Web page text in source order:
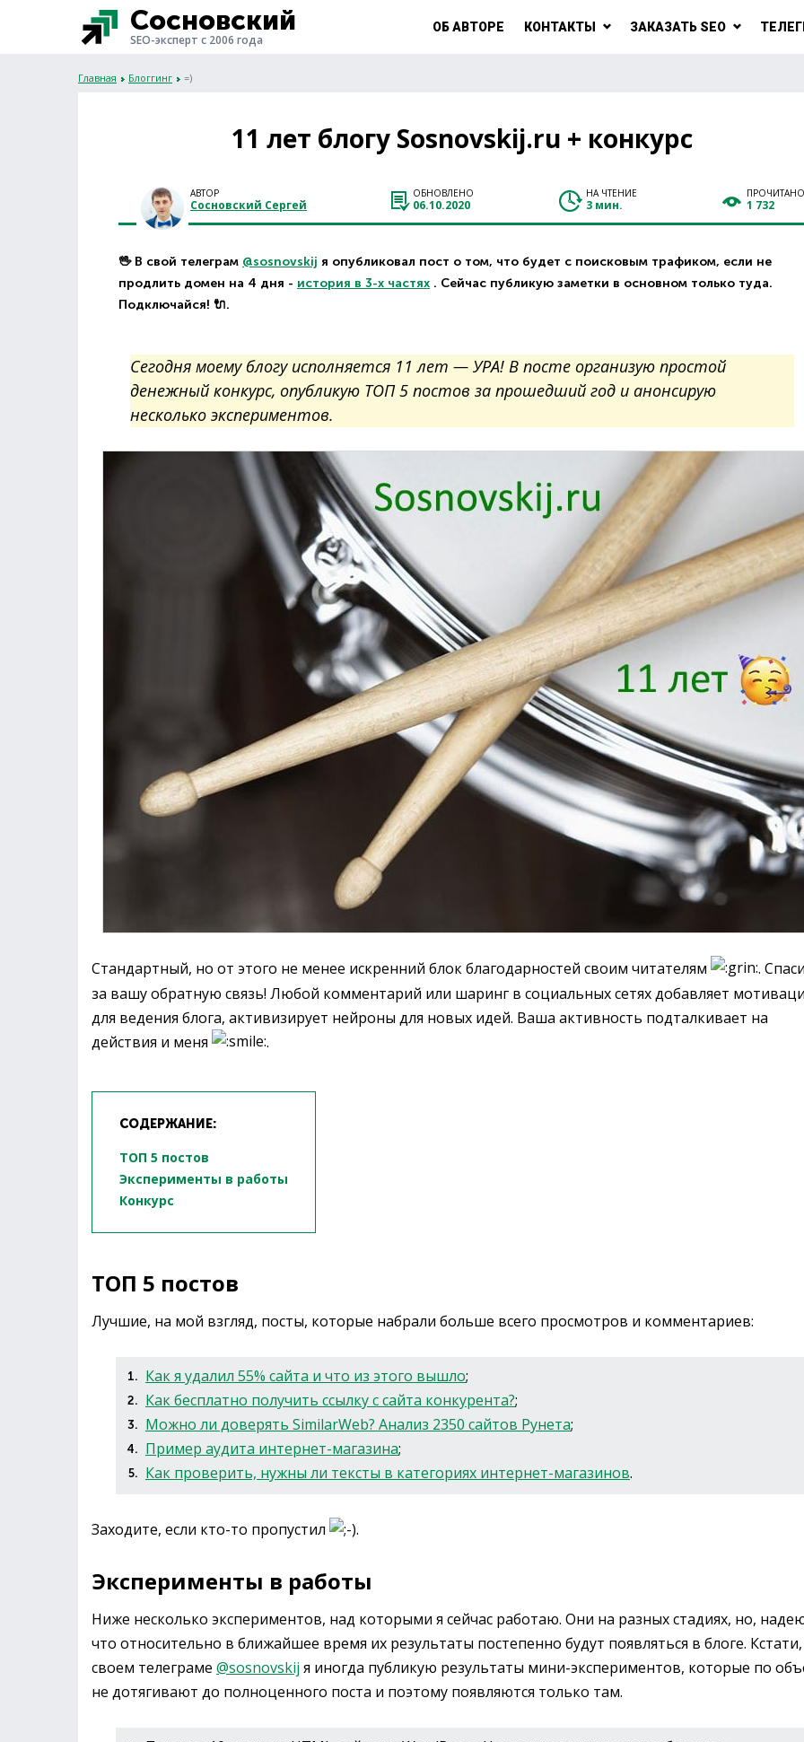
Сосновский
SEO-эксперт с 2006 года
ОБ АВТОРЕ КОНТАКТЫ ЗАКАЗАТЬ SEO
Главная Блоггинг =)
11 лет блогу Sosnovskij.ru + конкурс
АВТОР
Сосновский Сергей
ОБНОВЛЕНО
06.10.2020
НА ЧТЕНИЕ
3 мин.
ПРОЧИТАНО
1 732
🖖 В свой телеграм @sosnovskij я опубликовал пост о том, что будет с поисковым трафиком, если не
продлить домен на 4 дня - история в 3-х частях . Сейчас публикую заметки в основном только туда.
Подключайся! 🔌.
Сегодня моему блогу исполняется 11 лет — УРА! В посте организую простой
денежный конкурс, опубликую ТОП 5 постов за прошедший год и анонсирую
несколько экспериментов.
Стандартный, но от этого не менее искренний блок благодарностей своим читателям
.
за вашу обратную связь! Любой комментарий или шаринг в социальных сетях добавляет
для ведения блога, активизирует нейроны для новых идей. Ваша активность подталкивает на
действия и меня
.
СОДЕРЖАНИЕ:
ТОП 5 постов
Эксперименты в работы
Конкурс
ТОП 5 постов
Лучшие, на мой взгляд, посты, которые набрали больше всего просмотров и комментариев:
Как я удалил 55% сайта и что из этого вышло;
Как бесплатно получить ссылку с сайта конкурента?;
Можно ли доверять SimilarWeb? Анализ 2350 сайтов Рунета;
Пример аудита интернет-магазина;
Как проверить, нужны ли тексты в категориях интернет-магазинов.
Заходите, если кто-то пропустил .
Эксперименты в работы
Ниже несколько экспериментов, над которыми я сейчас работаю. Они на разных стадиях, но,
что относительно в ближайшее время их результаты постепенно будут появляться в блоге.
своем телеграме @sosnovskij я иногда публикую результаты мини-экспериментов, которые по
не дотягивают до полноценного поста и поэтому появляются только там.